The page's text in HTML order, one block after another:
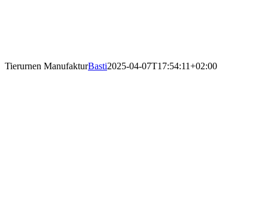
Tierurnen ManufakturBasti2025-04-07T17:54:11+02:00